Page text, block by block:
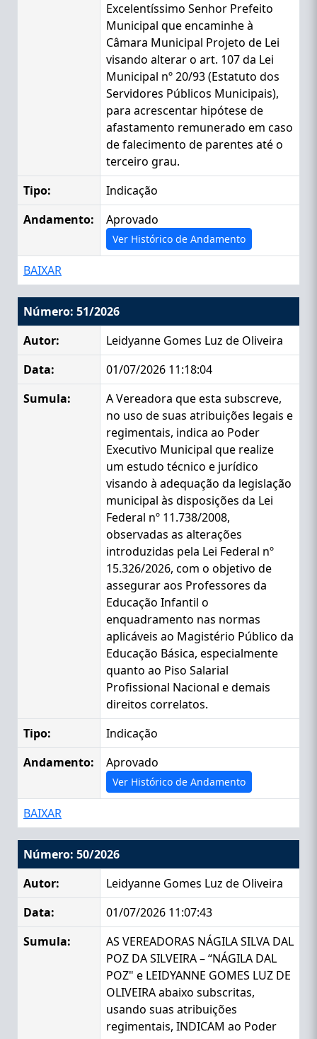
Excelentíssimo Senhor Prefeito
Municipal que encaminhe à
Câmara Municipal Projeto de Lei
visando alterar o art. 107 da Lei
Municipal nº 20/93 (Estatuto dos
Servidores Públicos Municipais),
para acrescentar hipótese de
afastamento remunerado em caso
de falecimento de parentes até o
terceiro grau.
Tipo:
Indicação
Andamento:
Aprovado
Ver Histórico de Andamento
BAIXAR
Número: 51/2026
Autor:
Leidyanne Gomes Luz de Oliveira
Data:
01/07/2026 11:18:04
Sumula:
A Vereadora que esta subscreve,
no uso de suas atribuições legais e
regimentais, indica ao Poder
Executivo Municipal que realize
um estudo técnico e jurídico
visando à adequação da legislação
municipal às disposições da Lei
Federal nº 11.738/2008,
observadas as alterações
introduzidas pela Lei Federal nº
15.326/2026, com o objetivo de
assegurar aos Professores da
Educação Infantil o
enquadramento nas normas
aplicáveis ao Magistério Público da
Educação Básica, especialmente
quanto ao Piso Salarial
Profissional Nacional e demais
direitos correlatos.
Tipo:
Indicação
Andamento:
Aprovado
Ver Histórico de Andamento
BAIXAR
Número: 50/2026
Autor:
Leidyanne Gomes Luz de Oliveira
Data:
01/07/2026 11:07:43
Sumula:
AS VEREADORAS NÁGILA SILVA DAL
POZ DA SILVEIRA – “NÁGILA DAL
POZ" e LEIDYANNE GOMES LUZ DE
OLIVEIRA abaixo subscritas,
usando suas atribuições
regimentais, INDICAM ao Poder